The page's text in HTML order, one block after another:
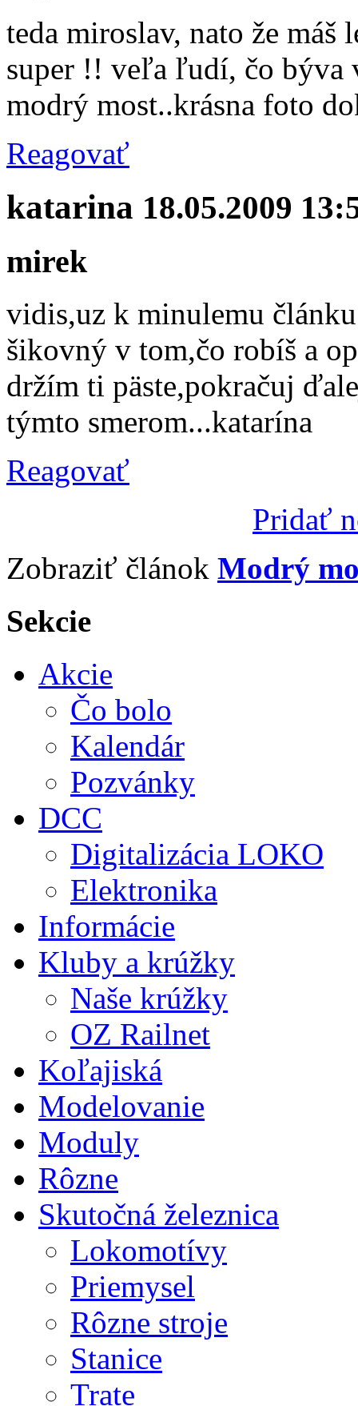
teda miroslav, nato že
super !! veľa ľudí, čo býva
modrý most..krásna foto
Reagovať
katarina 18.05.2009
mirek
vidis,uz k minulemu
šikovný v tom,čo robíš a
držím ti päste,pokračuj
týmto smerom...katarína
Reagovať
Pridať
Zobraziť článok Modrý
Sekcie
Akcie
Čo bolo
Kalendár
Pozvánky
DCC
Digitalizácia LOKO
Elektronika
Informácie
Kluby a krúžky
Naše krúžky
OZ Railnet
Koľajiská
Modelovanie
Moduly
Rôzne
Skutočná železnica
Lokomotívy
Priemysel
Rôzne stroje
Stanice
Trate